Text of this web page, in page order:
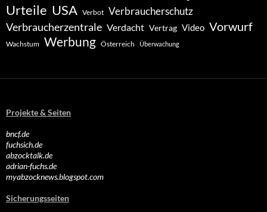
Urteile USA Verbot Verbraucherschutz
Verbraucherzentrale Verdacht Vertrag Video Vorwurf
Wachstum Werbung Österreich Überwachung
Projekte & Seiten
bncf.de
fuchsich.de
abzocktalk.de
adrian-fuchs.de
myabzocknews.blogspot.com
Sicherungsseiten